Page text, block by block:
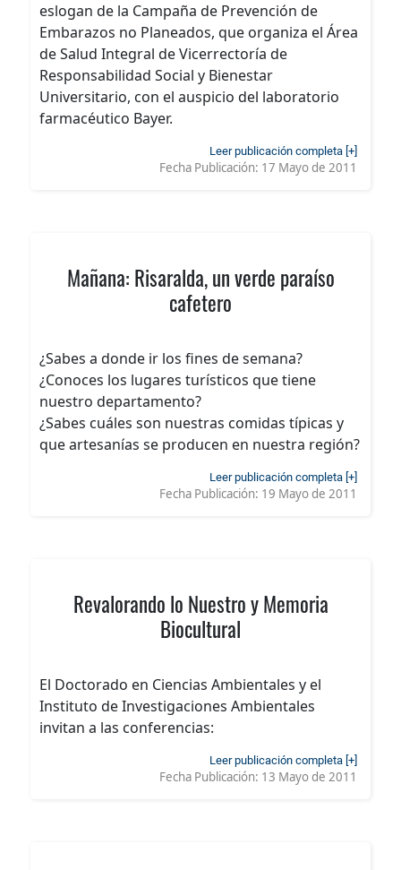
eslogan de la Campaña de Prevención de
Embarazos no Planeados, que organiza el Área
de Salud Integral de Vicerrectoría de
Responsabilidad Social y Bienestar
Universitario, con el auspicio del laboratorio
farmacéutico Bayer.
Leer publicación completa [+]
Fecha Publicación: 17 Mayo de 2011
Mañana: Risaralda, un verde paraíso
cafetero
¿Sabes a donde ir los fines de semana?
¿Conoces los lugares turísticos que tiene
nuestro departamento?
¿Sabes cuáles son nuestras comidas típicas y
que artesanías se producen en nuestra región?
Leer publicación completa [+]
Fecha Publicación: 19 Mayo de 2011
Revalorando lo Nuestro y Memoria
Biocultural
El Doctorado en Ciencias Ambientales y el
Instituto de Investigaciones Ambientales
invitan a las conferencias:
Leer publicación completa [+]
Fecha Publicación: 13 Mayo de 2011